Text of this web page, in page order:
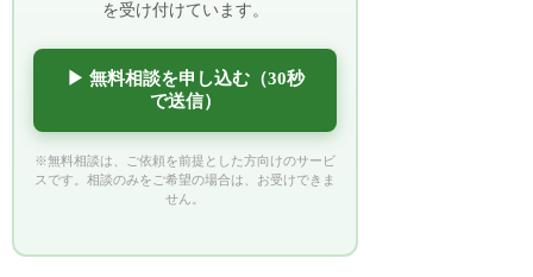
を受け付けています。
▶ 無料相談を申し込む（30秒
で送信）
※無料相談は、ご依頼を前提とした方向けのサービ
スです。相談のみをご希望の場合は、お受けできま
せん。